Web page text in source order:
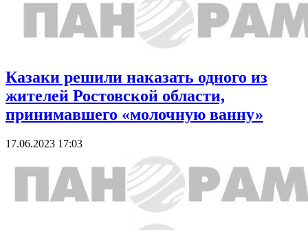
Казаки решили наказать одного из
жителей Ростовской области,
принимавшего «молочную ванну»
17.06.2023 17:03